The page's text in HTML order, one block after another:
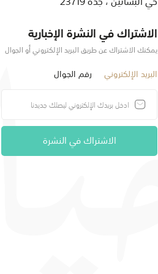
الاشتراك في النشرة الإخبارية
يمكنك الاشتراك عن طريق البريد الإلكتروني أو الجوال
البريد الإلكتروني رقم الجوال
الاشتراك في النشرة